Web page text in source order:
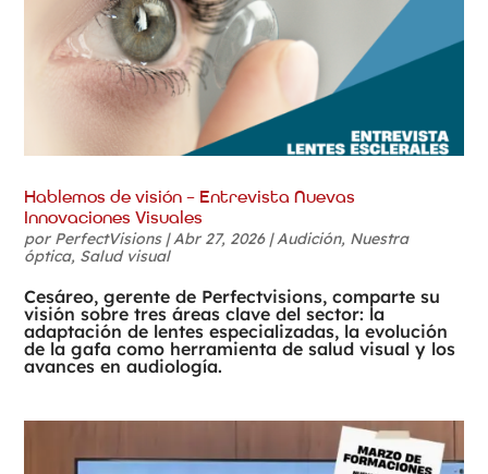
Hablemos de visión – Entrevista Nuevas
Innovaciones Visuales
por PerfectVisions|Abr 27, 2026|Audición, Nuestra
óptica, Salud visual
Cesáreo, gerente de Perfectvisions, comparte su
visión sobre tres áreas clave del sector: la
adaptación de lentes especializadas, la evolución
de la gafa como herramienta de salud visual y los
avances en audiología.